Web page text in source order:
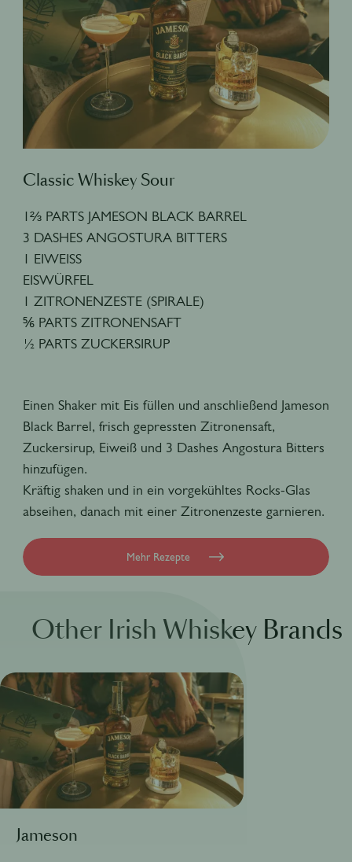
Classic Whiskey Sour
1⅔ PARTS JAMESON BLACK BARREL
3 DASHES ANGOSTURA BITTERS
1 EIWEISS
EISWÜRFEL
1 ZITRONENZESTE (SPIRALE)
⅚ PARTS ZITRONENSAFT
½ PARTS ZUCKERSIRUP
Einen Shaker mit Eis füllen und anschließend Jameson
Black Barrel, frisch gepressten Zitronensaft,
Zuckersirup, Eiweiß und 3 Dashes Angostura Bitters
hinzufügen.
Kräftig shaken und in ein vorgekühltes Rocks-Glas
abseihen, danach mit einer Zitronenzeste garnieren.
Mehr Rezepte
Other Irish Whiskey Brands
Jameson